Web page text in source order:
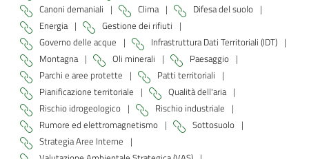
Canoni demaniali | Clima | Difesa del suolo |
Energia | Gestione dei rifiuti |
Governo delle acque | Infrastruttura Dati Territoriali (IDT) |
Montagna | Oli minerali | Paesaggio |
Parchi e aree protette | Patti territoriali |
Pianificazione territoriale | Qualità dell'aria |
Rischio idrogeologico | Rischio industriale |
Rumore ed elettromagnetismo | Sottosuolo |
Strategia Aree Interne |